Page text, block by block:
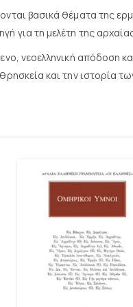
βασικά θέματα της
για τη μελέτη της
νεοελληνική
και την ιστορία